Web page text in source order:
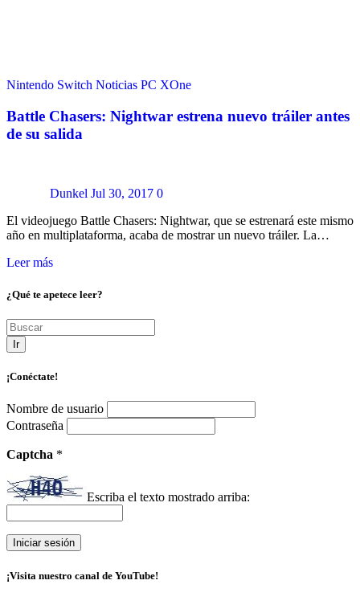
Nintendo Switch Noticias PC XOne
Battle Chasers: Nightwar estrena nuevo tráiler antes
de su salida
Dunkel Jul 30, 2017 0
El videojuego Battle Chasers: Nightwar, que se estrenará este mismo
año en multiplataforma, acaba de mostrar un nuevo tráiler. La…
Leer más
¿Qué te apetece leer?
Ir
¡Conéctate!
Nombre de usuario
Contraseña
Captcha *
Escriba el texto mostrado arriba:
¡Visita nuestro canal de YouTube!